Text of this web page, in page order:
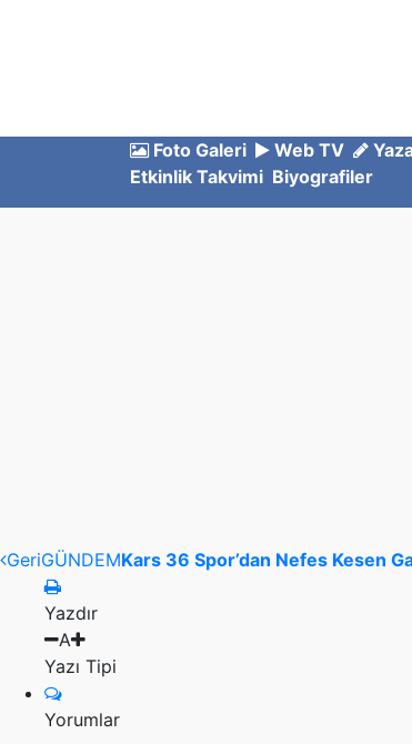
Foto Galeri
Web TV
Etkinlik Takvimi Biyografiler
GeriGÜNDEMKars 36 Spor’dan Nefes Kesen
Yazdır
A
Yazı Tipi
Yorumlar